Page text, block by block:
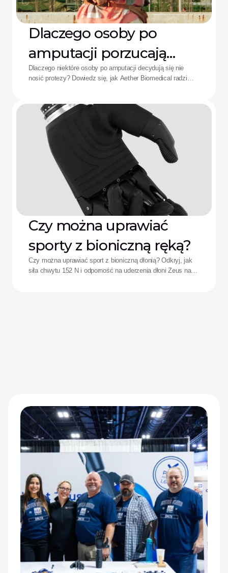
Dlaczego osoby po
amputacji porzucają
protezy: Rozwiązanie
Dlaczego niektóre osoby po amputacji decydują się nie
nosić protezy? Dowiedz się, jak Aether Biomedical radzi
skomplikowanego sterowania.
Czy można uprawiać
sporty z bioniczną ręką?
Czy można uprawiać sport z bioniczną dłonią? Odkryj, jak
siła chwytu 152 N i odporność na uderzenia dłoni Zeus na